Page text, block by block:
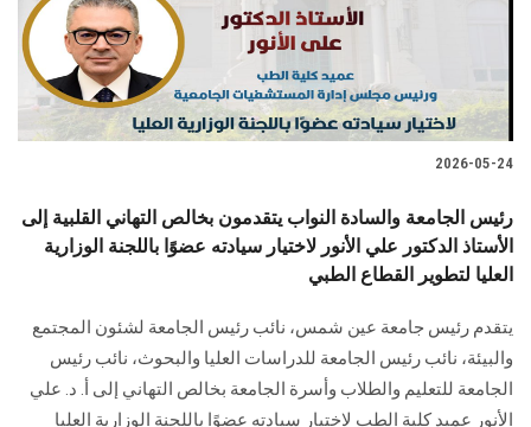
2026-05-24
رئيس الجامعة والسادة النواب يتقدمون بخالص التهاني القلبية إلى
الأستاذ الدكتور علي الأنور لاختيار سيادته عضوًا باللجنة الوزارية
العليا لتطوير القطاع الطبي
يتقدم رئيس جامعة عين شمس، نائب رئيس الجامعة لشئون المجتمع
والبيئة، نائب رئيس الجامعة للدراسات العليا والبحوث، نائب رئيس
الجامعة للتعليم والطلاب وأسرة الجامعة بخالص التهاني إلى أ. د. علي
الأنور عميد كلية الطب لاختيار سيادته عضوًا باللجنة الوزارية العليا